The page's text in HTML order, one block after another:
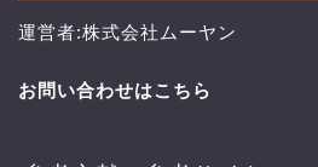
運営者:株式会社ムーヤン
お問い合わせはこちら